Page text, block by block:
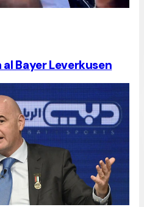
Bayer Leverkusen